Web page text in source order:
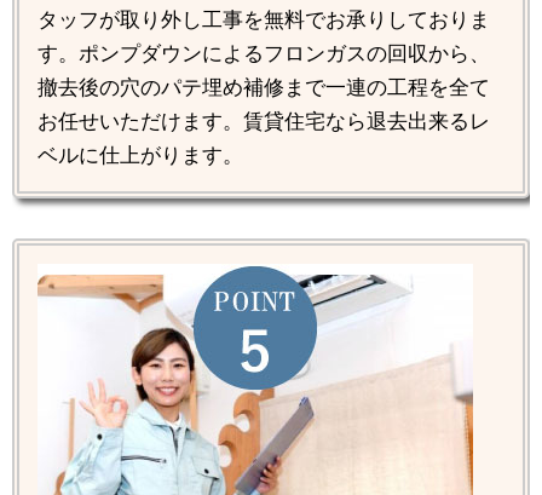
タッフが取り外し工事を無料でお承りしておりま
す。ポンプダウンによるフロンガスの回収から、
撤去後の穴のパテ埋め補修まで一連の工程を全て
お任せいただけます。賃貸住宅なら退去出来るレ
ベルに仕上がります。